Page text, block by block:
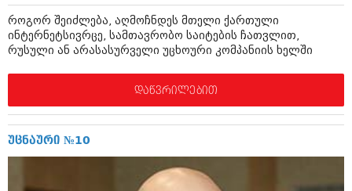
იუმორი
კალეიდოსკოპი
ჰოროსკოპი და შეუცნობელი
კრიმინალი
რომანი და დეტექტივი
ჰოროსკოპი და შეუცნობელი
კრიმინალი
შოუბიზნესი
დაიჯესტი
ქალი და მამაკაცი
როგორ შეიძლება, აღმოჩნდეს მთელი ქართული
ინტერნეტსივრცე, სამთავრობო საიტების ჩათვლით,
რუსული ან არასასურველი უცხოური კომპანიის ხელში
დაწვრილებით
უცნაური №10